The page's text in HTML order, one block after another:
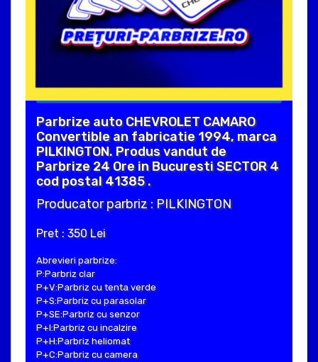
Parbrize auto CHEVROLET CAMARO
Convertible an fabricatie 1994, marca
PILKINGTON. Produs vandut de
Parbrize 24 Ore in Bucuresti SECTOR 4
cod postal 41385 .
Producator parbriz : PILKINGTON
Pret : 350 Lei
Abrevieri parbrize:
P:Parbriz clar
P+V:Parbriz cu tenta verde
P+S:Parbriz cu parasolar
P+SE:Parbriz cu senzor
P+I:Parbriz cu incalzire
P+H:Parbriz heliomat
P+C:Parbriz cu camera